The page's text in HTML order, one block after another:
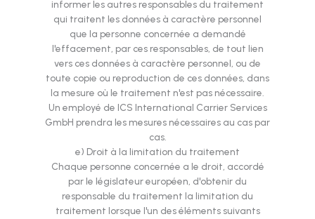
informer les autres responsables du traitement
qui traitent les données à caractère personnel
que la personne concernée a demandé
l'effacement, par ces responsables, de tout lien
vers ces données à caractère personnel, ou de
toute copie ou reproduction de ces données, dans
la mesure où le traitement n'est pas nécessaire.
Un employé de ICS International Carrier Services
GmbH prendra les mesures nécessaires au cas par
cas.
e) Droit à la limitation du traitement
Chaque personne concernée a le droit, accordé
par le législateur européen, d'obtenir du
responsable du traitement la limitation du
traitement lorsque l'un des éléments suivants